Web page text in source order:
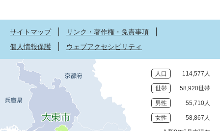
サイトマップ
リンク・著作権・免責事項
個人情報保護
ウェブアクセシビリティ
人口 114,577人
世帯 58,920世帯
男性 55,710人
女性 58,867人